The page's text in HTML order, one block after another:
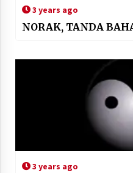
3 years ago
NORAK, TANDA
3 years ago